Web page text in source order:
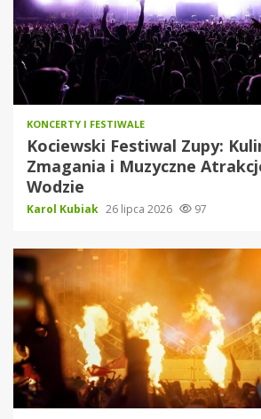
KONCERTY I FESTIWALE
Kociewski Festiwal Zupy:
Zmagania i Muzyczne
Wodzie
Karol Kubiak 26 lipca 2026 97